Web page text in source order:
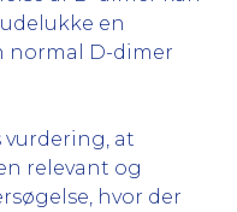
en
normal D-dimer
at
relevant og
hvor der